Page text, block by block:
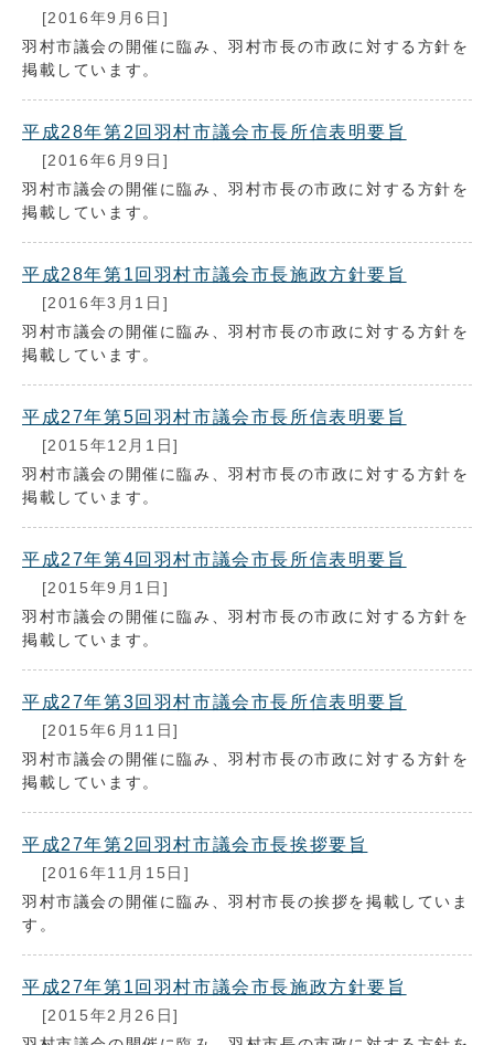
[2016年9月6日]
羽村市議会の開催に臨み、羽村市長の市政に対する方針を
掲載しています。
平成28年第2回羽村市議会市長所信表明要旨
[2016年6月9日]
羽村市議会の開催に臨み、羽村市長の市政に対する方針を
掲載しています。
平成28年第1回羽村市議会市長施政方針要旨
[2016年3月1日]
羽村市議会の開催に臨み、羽村市長の市政に対する方針を
掲載しています。
平成27年第5回羽村市議会市長所信表明要旨
[2015年12月1日]
羽村市議会の開催に臨み、羽村市長の市政に対する方針を
掲載しています。
平成27年第4回羽村市議会市長所信表明要旨
[2015年9月1日]
羽村市議会の開催に臨み、羽村市長の市政に対する方針を
掲載しています。
平成27年第3回羽村市議会市長所信表明要旨
[2015年6月11日]
羽村市議会の開催に臨み、羽村市長の市政に対する方針を
掲載しています。
平成27年第2回羽村市議会市長挨拶要旨
[2016年11月15日]
羽村市議会の開催に臨み、羽村市長の挨拶を掲載していま
す。
平成27年第1回羽村市議会市長施政方針要旨
[2015年2月26日]